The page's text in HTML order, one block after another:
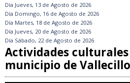
Día Jueves, 13 de Agosto de 2026
Día Domingo, 16 de Agosto de 2026
Día Martes, 18 de Agosto de 2026
Día Jueves, 20 de Agosto de 2026
Día Sábado, 22 de Agosto de 2026
Actividades
municipio de Vallecillo